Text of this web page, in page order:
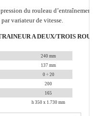
du rouleau d’entraînement
variateur de vitesse.
A DEUX/TROIS
240 mm
137 mm
0 ÷ 20
200
165
h 350 x 1.730 mm